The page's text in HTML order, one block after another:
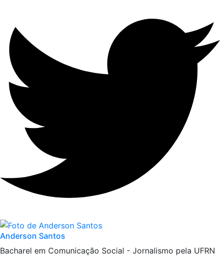
Anderson Santos
Bacharel em Comunicação Social - Jornalismo pela UFRN